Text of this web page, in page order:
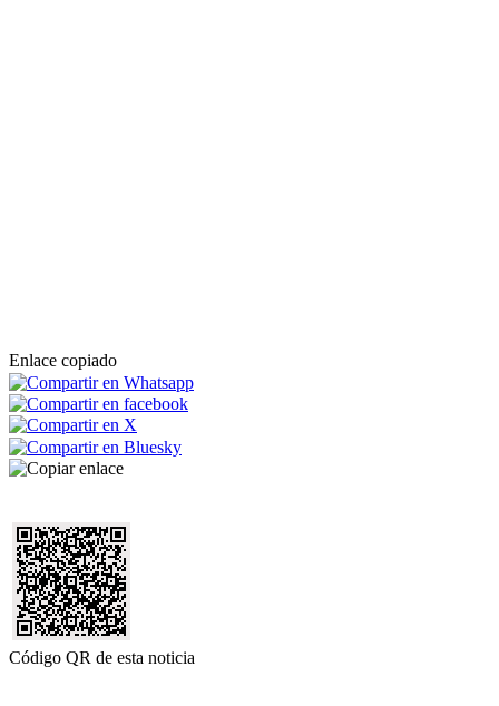
Enlace copiado
Código QR de esta noticia